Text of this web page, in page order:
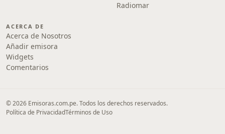
Radiomar
ACERCA DE
Acerca de Nosotros
Añadir emisora
Widgets
Comentarios
© 2026 Emisoras.com.pe. Todos los derechos reservados.
Política de PrivacidadTérminos de Uso